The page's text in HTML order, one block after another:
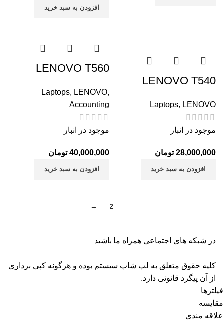
افزودن به سبد خرید
LENOVO T540
Laptops, LENOVO
موجود در انبار
28,000,000 تومان
افزودن به سبد خرید
LENOVO T560
Laptops, LENOVO,
Accounting
موجود در انبار
40,000,000 تومان
افزودن به سبد خرید
2
→
در شبکه های اجتماعی همراه ما باشید
کلیه حقوق متعلق به لپ شاپ سیستم بوده و هرگونه کپی برداری
از آن پیگرد قانونی دارد.
فیلترها
مقایسه
علاقه مندی